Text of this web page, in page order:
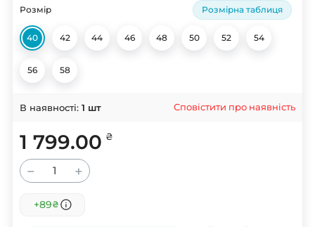
Розмір Розмірна таблиця
40 42 44 46 48 50 52 54
56 58
В наявності: 1 шт Сповістити про наявність
1 799.00 ₴
− +
+89₴